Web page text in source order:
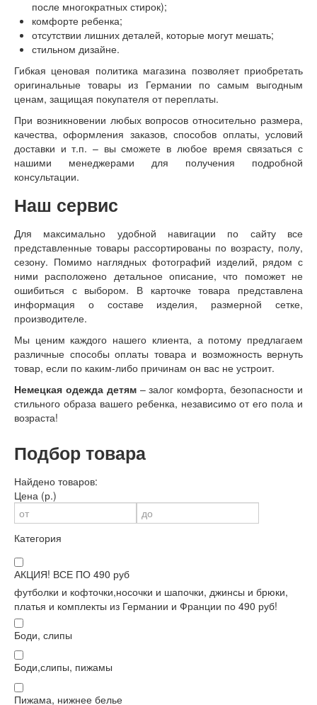
после многократных стирок);
комфорте ребенка;
отсутствии лишних деталей, которые могут мешать;
стильном дизайне.
Гибкая ценовая политика магазина позволяет приобретать
оригинальные товары из Германии по самым выгодным
ценам, защищая покупателя от переплаты.
При возникновении любых вопросов относительно размера,
качества, оформления заказов, способов оплаты, условий
доставки и т.п. – вы сможете в любое время связаться с
нашими менеджерами для получения подробной
консультации.
Наш сервис
Для максимально удобной навигации по сайту все
представленные товары рассортированы по возрасту, полу,
сезону. Помимо наглядных фотографий изделий, рядом с
ними расположено детальное описание, что поможет не
ошибиться с выбором. В карточке товара представлена
информация о составе изделия, размерной сетке,
производителе.
Мы ценим каждого нашего клиента, а потому предлагаем
различные способы оплаты товара и возможность вернуть
товар, если по каким-либо причинам он вас не устроит.
Немецкая одежда детям– залог комфорта, безопасности и
стильного образа вашего ребенка, независимо от его пола и
возраста!
Подбор товара
Найдено товаров:
Цена (р.)
Категория
АКЦИЯ! ВСЕ ПО 490 руб
футболки и кофточки,носочки и шапочки, джинсы и брюки,
платья и комплекты из Германии и Франции по 490 руб!
Боди, слипы
Боди,слипы, пижамы
Пижама, нижнее белье